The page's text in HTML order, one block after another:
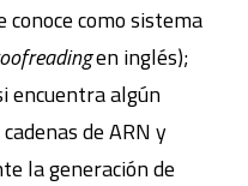
como sistema
en inglés);
encuentra algún
de ARN y
la generación de